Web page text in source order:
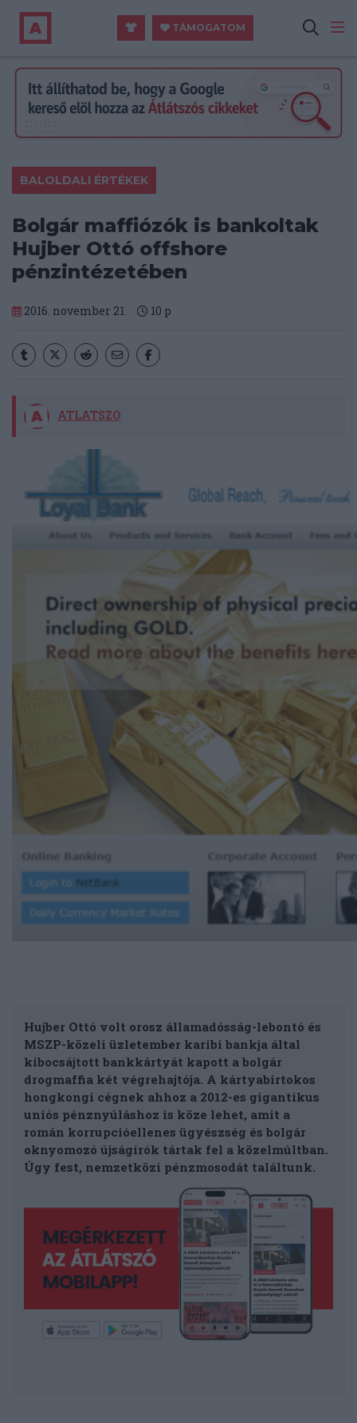
TÁMOGATOM
BALOLDALI ÉRTÉKEK
Bolgár maffiózók is bankoltak
Hujber Ottó offshore
pénzintézetében
2016. november 21. 10 p
ATLATSZO
Hujber Ottó volt orosz államadósság-lebontó és
MSZP-közeli üzletember karibi bankja által
kibocsájtott bankkártyát kapott a bolgár
drogmaffia két végrehajtója. A kártyabirtokos
hongkongi cégnek ahhoz a 2012-es gigantikus
uniós pénznyúláshoz is köze lehet, amit a
román korrupcióellenes ügyészség és bolgár
oknyomozó újságírók tártak fel a közelmúltban.
Úgy fest, nemzetközi pénzmosodát találtunk.